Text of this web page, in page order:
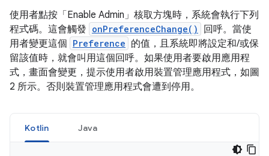
使用者點按「Enable Admin」 核取方塊時，系統會執行下列
程式碼。這會觸發 onPreferenceChange()
回呼。當使
用者變更這個 Preference 的值，且系統即將設定和/或保
留該值時，就會叫用這個回呼。如果使用者要啟用應用程
式，畫面會變更，提示使用者啟用裝置管理應用程式，如圖
2 所示。否則裝置管理應用程式會遭到停用。
Kotlin Java